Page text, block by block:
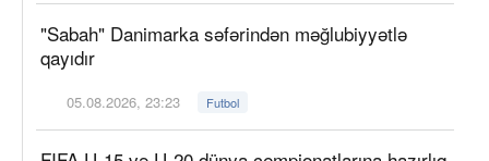
"Sabah" Danimarka səfərindən məğlubiyyətlə
qayıdır
05.08.2026, 23:23 Futbol